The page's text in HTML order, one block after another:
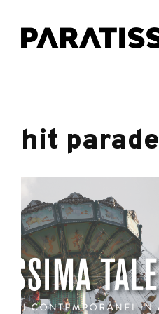
hit parade